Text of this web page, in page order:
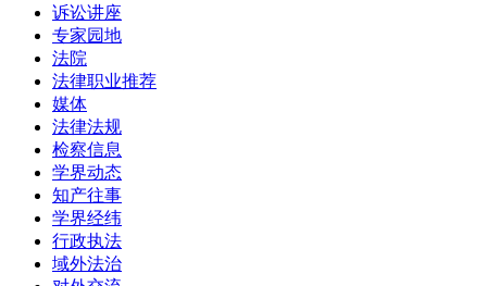
诉讼讲座
专家园地
法院
法律职业推荐
媒体
法律法规
检察信息
学界动态
知产往事
学界经纬
行政执法
域外法治